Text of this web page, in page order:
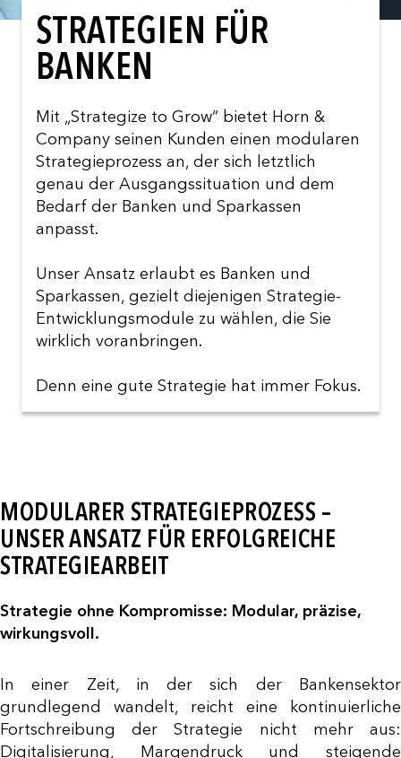
STRATEGIEN FÜR
BANKEN
Mit „Strategize to Grow“ bietet Horn &
Company seinen Kunden einen modularen
Strategieprozess an, der sich letztlich
genau der Ausgangssituation und dem
Bedarf der Banken und Sparkassen
anpasst.
Unser Ansatz erlaubt es Banken und
Sparkassen, gezielt diejenigen Strategie-
Entwicklungsmodule zu wählen, die Sie
wirklich voranbringen.
Denn eine gute Strategie hat immer Fokus.
MODULARER STRATEGIEPROZESS –
UNSER ANSATZ FÜR ERFOLGREICHE
STRATEGIEARBEIT
Strategie ohne Kompromisse: Modular, präzise,
wirkungsvoll.
In einer Zeit, in der sich der Bankensektor
grundlegend wandelt, reicht eine kontinuierliche
Fortschreibung der Strategie nicht mehr aus:
Digitalisierung, Margendruck und steigende